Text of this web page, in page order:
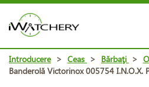
Introducere > Ceas > Bărbaţi >
Banderolă Victorinox 005754 I.N.O.X.